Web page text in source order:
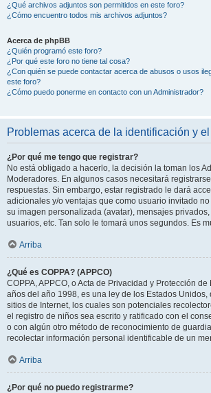
¿Qué archivos adjuntos son permitidos en este foro?
¿Cómo encuentro todos mis archivos adjuntos?
Acerca de phpBB
¿Quién programó este foro?
¿Por qué este foro no tiene tal cosa?
¿Con quién se puede contactar acerca de abusos o usos
este foro?
¿Cómo puedo ponerme en contacto con un Administrador?
Problemas acerca de la identificación y
¿Por qué me tengo que registrar?
No está obligado a hacerlo, la decisión la toman los
Moderadores. En algunos casos necesitará
respuestas. Sin embargo, estar registrado le dará
adicionales y/o ventajas que como usuario invitado
su imagen personalizada (avatar), mensajes
usuarios, etc. Tan solo le tomará unos segundos. Es
Arriba
¿Qué es COPPA? (APPCO)
COPPA, APPCO, o Acta de Privacidad y Protección
años del año 1998, es una ley de los Estados Unidos,
sitios de Internet, los cuales son potenciales
el registro de niños sea escrito y ratificado con el
o con algún otro método de reconocimiento de
recolectar información personal identificable de un
Arriba
¿Por qué no puedo registrarme?